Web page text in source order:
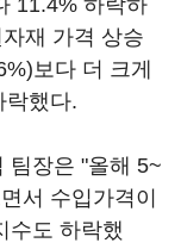
11.4% 하락하
재 가격 상승
보다 더 크게
락했다.
팀장은 "올해 5~
서 수입가격이
수도 하락했